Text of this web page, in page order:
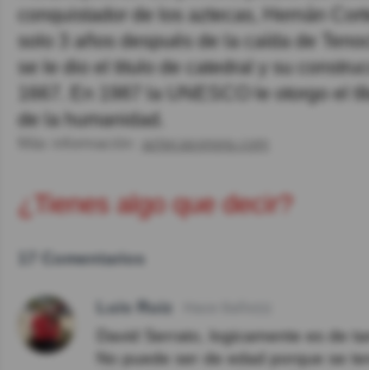
conquistador de los aztecas, Hernán
solo 3 años después de la caída de
se le dio el titulo de catedral y su
1667. En 1987 la UNESCO le otorgo el
de la humanidad.
aztecasonora.com
¿Tienes algo que decir?
17 Comentarios
Luis Ruiz
David Serrato, logicamente es de
No puede ser de edad porque se